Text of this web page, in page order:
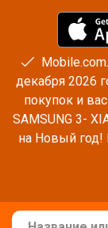
декабря 2026
покупок и
SAMSUNG 3-
на Новый год!